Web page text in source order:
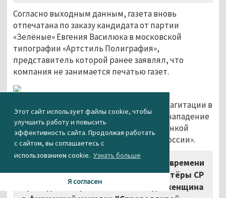
Этот сайт использует файлы cookie, чтобы
улучшить работу и повысить
эффективность сайта. Продолжая работать
с сайтом, вы соглашаетесь с
использованием cookie. Узнать больше
Я согласен
Согласно выходным данным, газета вновь
отпечатана по заказу кандидата от партии
«Зелёные» Евгения Василюка в московской
типографии «Артстиль Полиграфия»,
представитель которой ранее заявлял, что
компания не занимается печатью газет.
Также в последний день предвыборной агитации в
Нижнем Тагиле зафиксировано первое нападение
на агитатора. Неизвестные облили зелёнкой
женщину – волонтёра «Справедливой России».
«Сегодня в 17:35 по местному времени
в доме № 15 на улице Фрунзе волонтёры СР
проводили опрос жителей. Когда женщина